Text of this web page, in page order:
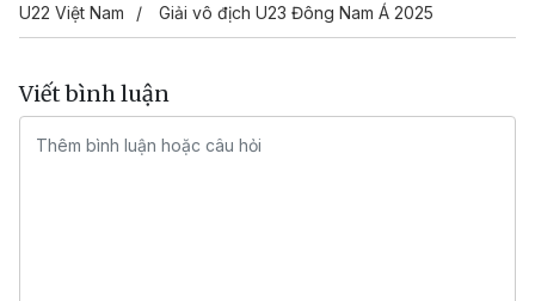
U22 Việt Nam
Giải vô địch U23 Đông Nam Á 2025
Viết bình luận